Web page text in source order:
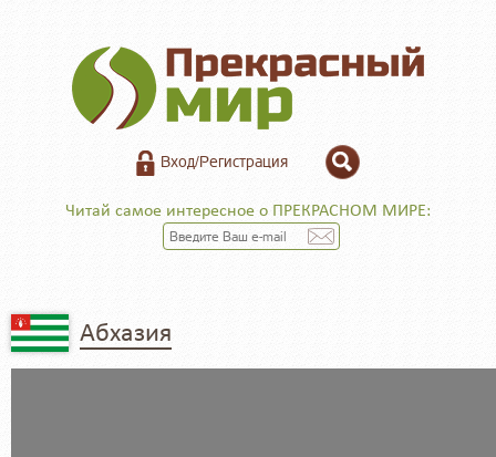
Вход/Регистрация
Читай самое интересное о ПРЕКРАСНОМ МИРЕ:
Абхазия